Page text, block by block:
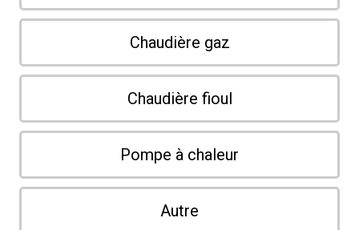
Chaudière gaz
Chaudière fioul
Pompe à chaleur
Autre